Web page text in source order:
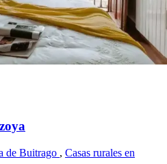
de Buitrago , Casas rurales en